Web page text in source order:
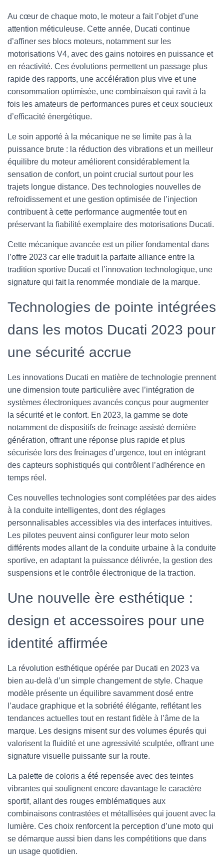
Au cœur de chaque moto, le moteur a fait l’objet d’une
attention méticuleuse. Cette année, Ducati continue
d’affiner ses blocs moteurs, notamment sur les
motorisations V4, avec des gains notoires en puissance et
en réactivité. Ces évolutions permettent un passage plus
rapide des rapports, une accélération plus vive et une
consommation optimisée, une combinaison qui ravit à la
fois les amateurs de performances pures et ceux soucieux
d’efficacité énergétique.
Le soin apporté à la mécanique ne se limite pas à la
puissance brute : la réduction des vibrations et un meilleur
équilibre du moteur améliorent considérablement la
sensation de confort, un point crucial surtout pour les
trajets longue distance. Des technologies nouvelles de
refroidissement et une gestion optimisée de l’injection
contribuent à cette performance augmentée tout en
préservant la fiabilité exemplaire des motorisations Ducati.
Cette mécanique avancée est un pilier fondamental dans
l’offre 2023 car elle traduit la parfaite alliance entre la
tradition sportive Ducati et l’innovation technologique, une
signature qui fait la renommée mondiale de la marque.
Technologies de pointe intégrées
dans les motos Ducati 2023 pour
une sécurité accrue
Les innovations Ducati en matière de technologie prennent
une dimension toute particulière avec l’intégration de
systèmes électroniques avancés conçus pour augmenter
la sécurité et le confort. En 2023, la gamme se dote
notamment de dispositifs de freinage assisté dernière
génération, offrant une réponse plus rapide et plus
sécurisée lors des freinages d’urgence, tout en intégrant
des capteurs sophistiqués qui contrôlent l’adhérence en
temps réel.
Ces nouvelles technologies sont complétées par des aides
à la conduite intelligentes, dont des réglages
personnalisables accessibles via des interfaces intuitives.
Les pilotes peuvent ainsi configurer leur moto selon
différents modes allant de la conduite urbaine à la conduite
sportive, en adaptant la puissance délivrée, la gestion des
suspensions et le contrôle électronique de la traction.
Une nouvelle ère esthétique :
design et accessoires pour une
identité affirmée
La révolution esthétique opérée par Ducati en 2023 va
bien au-delà d’un simple changement de style. Chaque
modèle présente un équilibre savamment dosé entre
l’audace graphique et la sobriété élégante, reflétant les
tendances actuelles tout en restant fidèle à l’âme de la
marque. Les designs misent sur des volumes épurés qui
valorisent la fluidité et une agressivité sculptée, offrant une
signature visuelle puissante sur la route.
La palette de coloris a été repensée avec des teintes
vibrantes qui soulignent encore davantage le caractère
sportif, allant des rouges emblématiques aux
combinaisons contrastées et métallisées qui jouent avec la
lumière. Ces choix renforcent la perception d’une moto qui
se démarque aussi bien dans les compétitions que dans
un usage quotidien.